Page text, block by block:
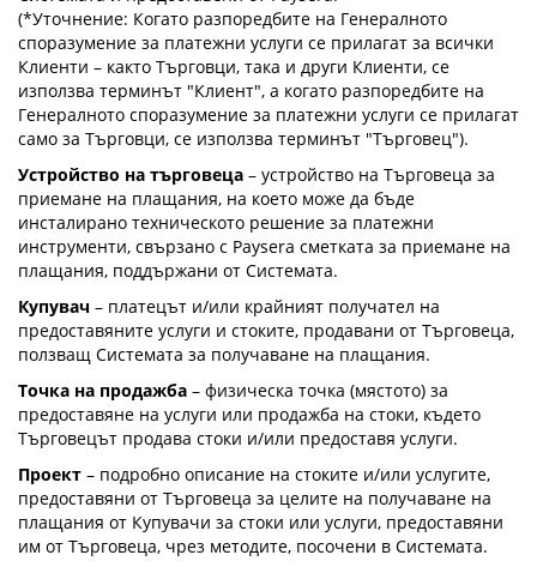
(*Уточнение: Когато разпоредбите на Генералното
споразумение за платежни услуги се прилагат за всички
Клиенти – както Търговци, така и други Клиенти, се
използва терминът "Клиент", а когато разпоредбите на
Генералното споразумение за платежни услуги се прилагат
само за Търговци, се използва терминът "Търговец").
Устройство на търговеца – устройство на Търговеца за
приемане на плащания, на което може да бъде
инсталирано техническото решение за платежни
инструменти, свързано с Paysera сметката за приемане на
плащания, поддържани от Системата.
Купувач – платецът и/или крайният получател на
предоставяните услуги и стоките, продавани от Търговеца,
ползващ Системата за получаване на плащания.
Точка на продажба – физическа точка (мястото) за
предоставяне на услуги или продажба на стоки, където
Търговецът продава стоки и/или предоставя услуги.
Проект – подробно описание на стоките и/или услугите,
предоставяни от Търговеца за целите на получаване на
плащания от Купувачи за стоки или услуги, предоставяни
им от Търговеца, чрез методите, посочени в Системата.